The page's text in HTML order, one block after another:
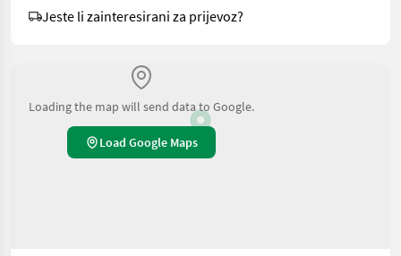
Jeste li zainteresirani za prijevoz?
Loading the map will send data to Google.
Load Google Maps